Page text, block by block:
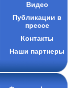
Видео
Публикации в
прессе
Контакты
Наши партнеры